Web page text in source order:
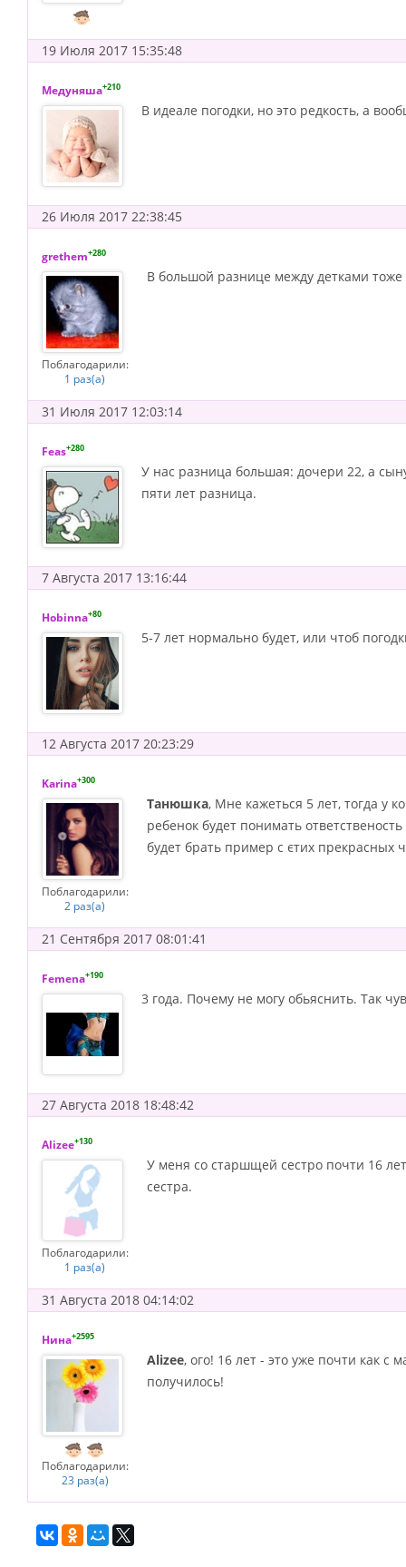
19 Июля 2017 15:35:48
Медуняша+210
В идеале погодки, но это редкость, а
26 Июля 2017 22:38:45
grethem+280
Поблагодарили:
1 раз(а)
В большой разнице между детками
31 Июля 2017 12:03:14
Feas+280
У нас разница большая: дочери 22, а
пяти лет разница.
7 Августа 2017 13:16:44
Hobinna+80
5-7 лет нормально будет, или чтоб
12 Августа 2017 20:23:29
Karina+300
Поблагодарили:
2 раз(а)
Танюшка, Мне кажеться 5 лет, тогда у
ребенок будет понимать
будет брать пример с єтих прекрасных
21 Сентября 2017 08:01:41
Femena+190
3 года. Почему не могу обьяснить. Так
27 Августа 2018 18:48:42
Alizee+130
Поблагодарили:
1 раз(а)
У меня со старшщей сестро почти 16
сестра.
31 Августа 2018 04:14:02
Нина+2595
Поблагодарили:
23 раз(а)
Alizee, ого! 16 лет - это уже почти как с
получилось!